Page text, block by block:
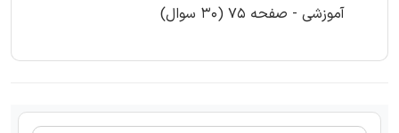
آموزشی - صفحه 75 (30 سوال)